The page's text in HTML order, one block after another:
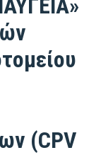
(CPV